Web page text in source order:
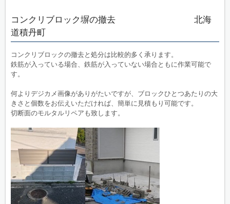
コンクリブロック塀の撤去 北海
道積丹町
コンクリブロックの撤去と処分は比較的多く承ります。
鉄筋が入っている場合、鉄筋が入っていない場合ともに作業可能で
す。
何よりデジカメ画像がありがたいですが、ブロックひとつあたりの大
きさと個数をお伝えいただければ、簡単に見積もり可能です。
切断面のモルタルリペアも致します。